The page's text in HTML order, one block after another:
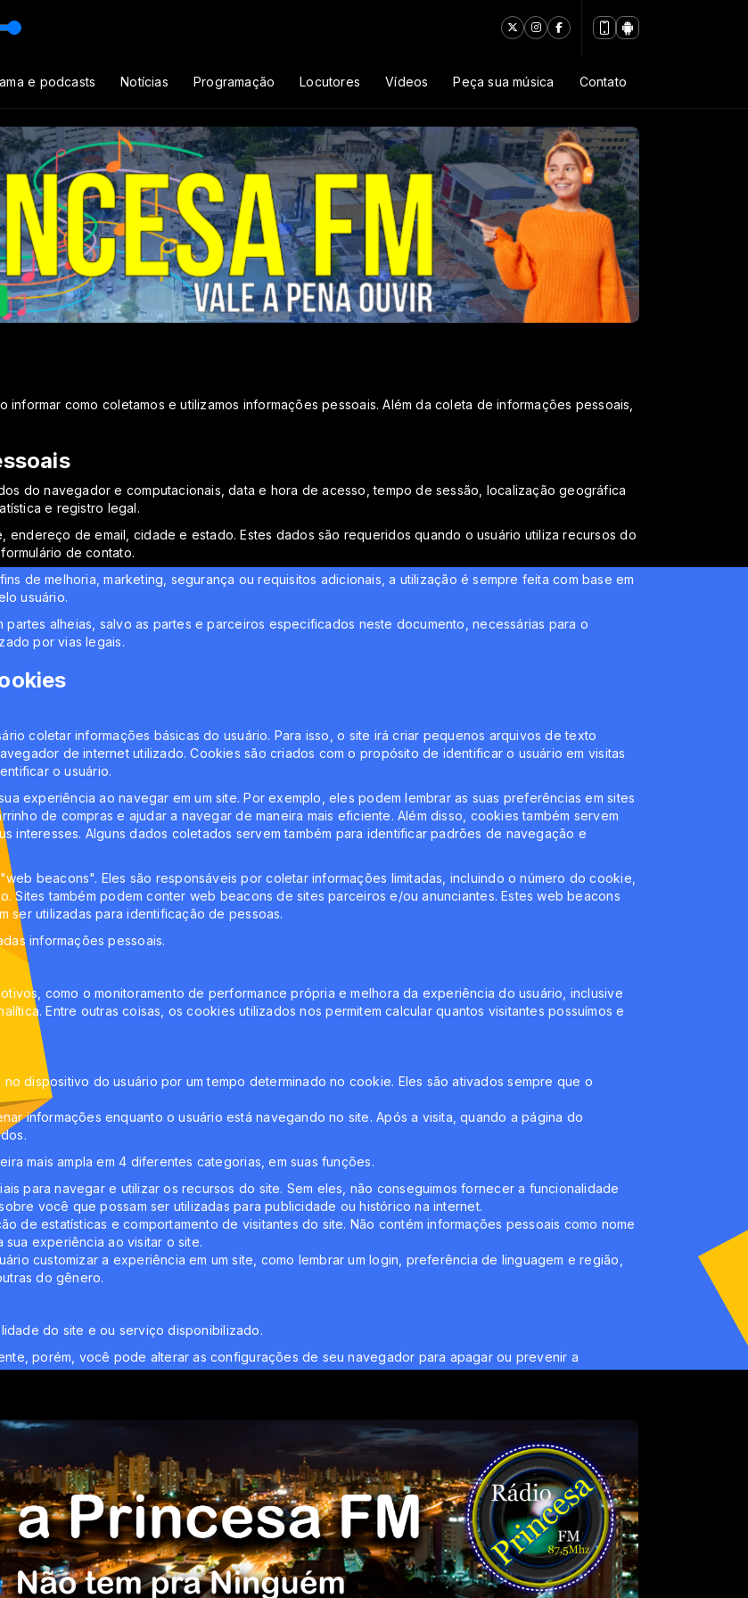
e podcasts Notícias Programação Locutores Vídeos Peça sua música Contato
como coletamos e utilizamos informações pessoais. Além da coleta de informações pessoais,
do navegador e computacionais, data e hora de acesso, tempo de sessão, localização geográfica
e registro legal.
endereço de email, cidade e estado. Estes dados são requeridos quando o usuário utiliza recursos do
de contato.
de melhoria, marketing, segurança ou requisitos adicionais, a utilização é sempre feita com base em
usuário.
alheias, salvo as partes e parceiros especificados neste documento, necessárias para o
por vias legais.
coletar informações básicas do usuário. Para isso, o site irá criar pequenos arquivos de texto
de internet utilizado. Cookies são criados com o propósito de identificar o usuário em visitas
o usuário.
experiência ao navegar em um site. Por exemplo, eles podem lembrar as suas preferências em sites
de compras e ajudar a navegar de maneira mais eficiente. Além disso, cookies também servem
interesses. Alguns dados coletados servem também para identificar padrões de navegação e
beacons". Eles são responsáveis por coletar informações limitadas, incluindo o número do cookie,
Sites também podem conter web beacons de sites parceiros e/ou anunciantes. Estes web beacons
ser utilizadas para identificação de pessoas.
informações pessoais.
como o monitoramento de performance própria e melhora da experiência do usuário, inclusive
Entre outras coisas, os cookies utilizados nos permitem calcular quantos visitantes possuímos e
dispositivo do usuário por um tempo determinado no cookie. Eles são ativados sempre que o
informações enquanto o usuário está navegando no site. Após a visita, quando a página do
mais ampla em 4 diferentes categorias, em suas funções.
para navegar e utilizar os recursos do site. Sem eles, não conseguimos fornecer a funcionalidade
você que possam ser utilizadas para publicidade ou histórico na internet.
de estatísticas e comportamento de visitantes do site. Não contém informações pessoais como nome
sua experiência ao visitar o site.
customizar a experiência em um site, como lembrar um login, preferência de linguagem e região,
do gênero.
do site e ou serviço disponibilizado.
porém, você pode alterar as configurações de seu navegador para apagar ou prevenir a